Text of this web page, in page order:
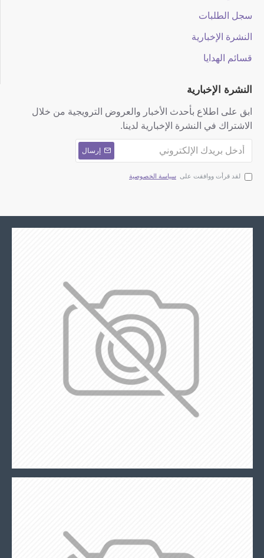
سجل الطلبات
النشرة الإخبارية
قسائم الهدايا
النشرة الإخبارية
ابق على اطلاع بأحدث الأخبار والعروض الترويجية من خلال
الاشتراك في النشرة الإخبارية لدينا.
إرسال
لقد قرأت ووافقت على سياسة الخصوصية